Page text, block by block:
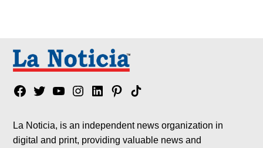
Facebook
TwitterYouTubeInstagram
LinkedinPinterest
Tik
La Noticia, is an independent news organization in
digital and print, providing valuable news and